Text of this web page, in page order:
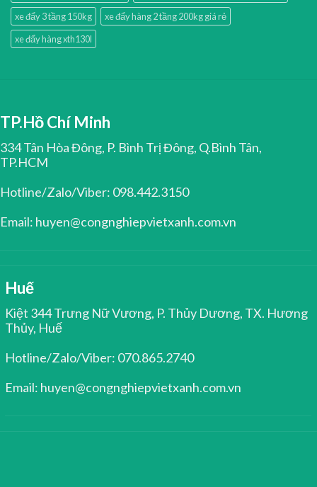
xe đẩy 3 tầng 150kg
xe đẩy hàng 2 tầng 200kg giá rẻ
xe đẩy hàng xth130l
TP.Hồ Chí Minh
334 Tân Hòa Đông, P. Bình Trị Đông, Q.Bình Tân,
TP.HCM
Hotline/Zalo/Viber: 098.442.3150
Email: huyen@congnghiepvietxanh.com.vn
Huế
Kiệt 344 Trưng Nữ Vương, P. Thủy Dương, TX. Hương
Thủy, Huế
Hotline/Zalo/Viber: 070.865.2740
Email: huyen@congnghiepvietxanh.com.vn